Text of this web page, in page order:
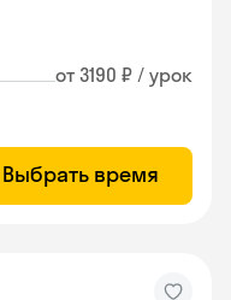
от 3190 ₽ / урок
Выбрать время